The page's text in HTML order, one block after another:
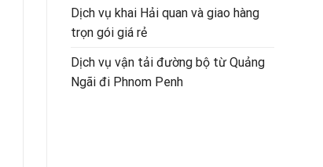
Dịch vụ khai Hải quan và giao hàng
trọn gói giá rẻ
Dịch vụ vận tải đường bộ từ Quảng
Ngãi đi Phnom Penh